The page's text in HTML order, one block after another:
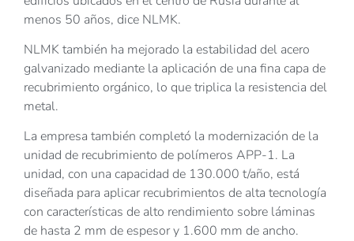
menos 50 años, dice NLMK.
NLMK también ha mejorado la estabilidad del acero
galvanizado mediante la aplicación de una fina capa de
recubrimiento orgánico, lo que triplica la resistencia del
metal.
La empresa también completó la modernización de la
unidad de recubrimiento de polímeros APP-1. La
unidad, con una capacidad de 130.000 t/año, está
diseñada para aplicar recubrimientos de alta tecnología
con características de alto rendimiento sobre láminas
de hasta 2 mm de espesor y 1.600 mm de ancho.